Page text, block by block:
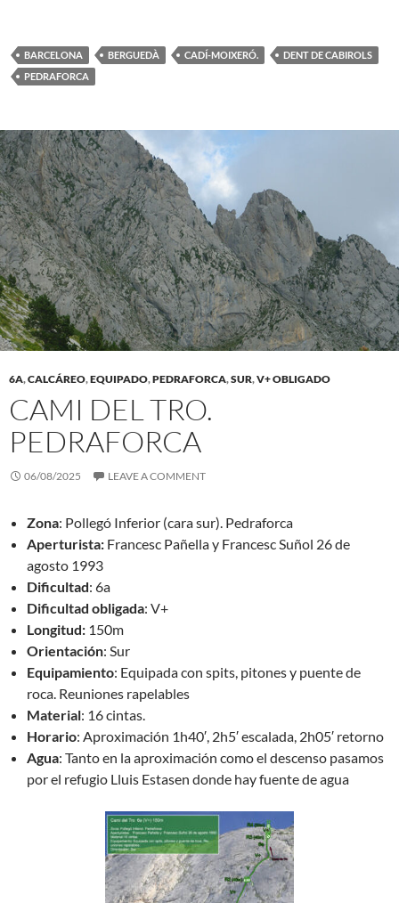
BARCELONA BERGUEDÀ CADÍ-MOIXERÓ.
DENT DE CABIROLS
PEDRAFORCA
6A,CALCÁREO,EQUIPADO,PEDRAFORCA,SUR,V+ OBLIGADO
CAMI DEL TRO.
PEDRAFORCA
06/08/2025 LEAVE A COMMENT
Zona: Pollegó Inferior (cara sur). Pedraforca
Aperturista: Francesc Pañella y Francesc Suñol 26 de
agosto 1993
Dificultad: 6a
Dificultad obligada: V+
Longitud: 150m
Orientación: Sur
Equipamiento: Equipada con spits, pitones y puente de
roca. Reuniones rapelables
Material: 16 cintas.
Horario: Aproximación 1h40′, 2h5′ escalada, 2h05′ retorno
Agua: Tanto en la aproximación como el descenso pasamos
por el refugio Lluis Estasen donde hay fuente de agua